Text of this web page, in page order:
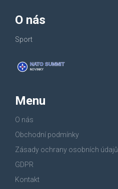
O nás
Sport
Menu
O nás
Obchodní podmínky
Zásady ochrany osobních údajů
GDPR
Kontakt